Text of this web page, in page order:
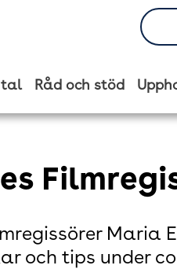
Råd och stöd
Maria
och tips under